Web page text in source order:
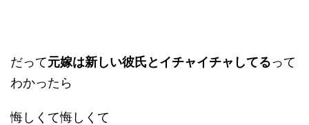
だって元嫁は新しい彼氏とイチャイチャしてるって
わかったら
悔しくて悔しくて